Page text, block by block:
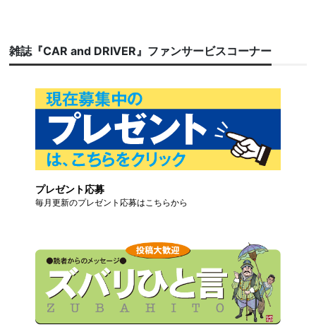
雑誌『CAR and DRIVER』ファンサービスコーナー
プレゼント応募
毎月更新のプレゼント応募はこちらから